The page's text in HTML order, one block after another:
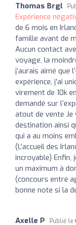
Thomas Brgl
Expérience
de 6 mois en
famille avant de
Aucun contact
voyage, la
j’aurais aimé que
expérience, j’ai
virement de 10k
demandé sur
atout de vente Je
destination ainsi
qui a au moins
(L’accueil des
incroyable) Enfin,
un maximum à
(concours entre
bonne note si la
Axelle P Publié le